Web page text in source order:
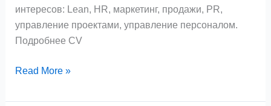
интересов: Lean, HR, маркетинг, продажи, PR,
управление проектами, управление персоналом.
Подробнее CV
Read More »